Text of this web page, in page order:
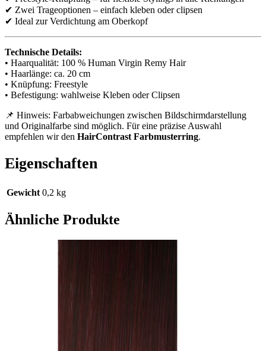
✔ Zwei Trageoptionen – einfach kleben oder clipsen
✔ Ideal zur Verdichtung am Oberkopf
Technische Details:
• Haarqualität: 100 % Human Virgin Remy Hair
• Haarlänge: ca. 20 cm
• Knüpfung: Freestyle
• Befestigung: wahlweise Kleben oder Clipsen
📌 Hinweis: Farbabweichungen zwischen Bildschirmdarstellung
und Originalfarbe sind möglich. Für eine präzise Auswahl
empfehlen wir den HairContrast Farbmusterring.
Eigenschaften
Gewicht 0,2 kg
Ähnliche Produkte